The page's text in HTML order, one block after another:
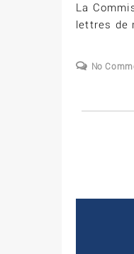
La
lettres de
No